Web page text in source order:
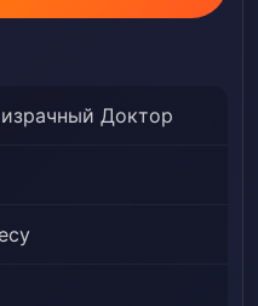
сил, что потрясет
морями и встряхнет
Алхимия,
— компаньон,
Хитрый
— протагонист,
соратники,
Доктор